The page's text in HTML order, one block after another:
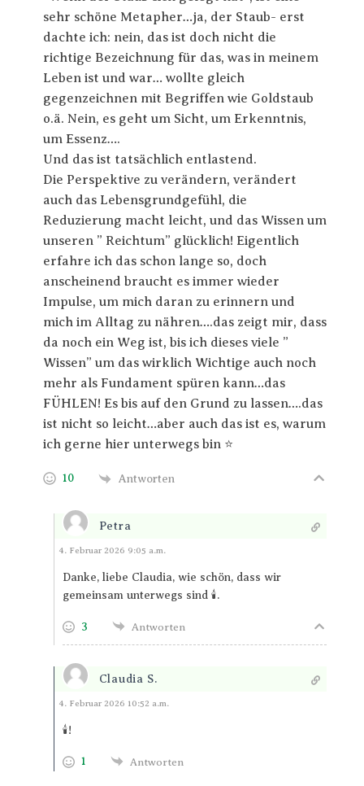
sehr schöne Metapher…ja, der Staub- erst
dachte ich: nein, das ist doch nicht die
richtige Bezeichnung für das, was in meinem
Leben ist und war… wollte gleich
gegenzeichnen mit Begriffen wie Goldstaub
o.ä. Nein, es geht um Sicht, um Erkenntnis,
um Essenz….
Und das ist tatsächlich entlastend.
Die Perspektive zu verändern, verändert
auch das Lebensgrundgefühl, die
Reduzierung macht leicht, und das Wissen um
unseren ” Reichtum” glücklich! Eigentlich
erfahre ich das schon lange so, doch
anscheinend braucht es immer wieder
Impulse, um mich daran zu erinnern und
mich im Alltag zu nähren….das zeigt mir, dass
da noch ein Weg ist, bis ich dieses viele ”
Wissen” um das wirklich Wichtige auch noch
mehr als Fundament spüren kann…das
FÜHLEN! Es bis auf den Grund zu lassen….das
ist nicht so leicht…aber auch das ist es, warum
ich gerne hier unterwegs bin ⭐
10 Antworten
Petra
Antworten
4. Februar 2026 9:05 a.m.
Danke, liebe Claudia, wie schön, dass wir
gemeinsam unterwegs sind 🕯️.
3 Antworten
Claudia S.
Antworten
4. Februar 2026 10:52 a.m.
🕯️!
1 Antworten